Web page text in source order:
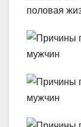
половая